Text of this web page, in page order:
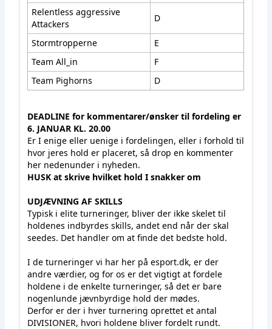
Relentless aggressive
Attackers
D
Stormtropperne
E
Team All_in
F
Team Pighorns
D
DEADLINE for kommentarer/ønsker til fordeling er
6. JANUAR KL. 20.00
Er I enige eller uenige i fordelingen, eller i forhold til
hvor jeres hold er placeret, så drop en kommenter
her nedenunder i nyheden.
HUSK at skrive hvilket hold I snakker om
UDJÆVNING AF SKILLS
Typisk i elite turneringer, bliver der ikke skelet til
holdenes indbyrdes skills, andet end når der skal
seedes. Det handler om at finde det bedste hold.
I de turneringer vi har her på esport.dk, er der
andre værdier, og for os er det vigtigt at fordele
holdene i de enkelte turneringer, så det er bare
nogenlunde jævnbyrdige hold der mødes.
Derfor er der i hver turnering oprettet et antal
DIVISIONER, hvori holdene bliver fordelt rundt.